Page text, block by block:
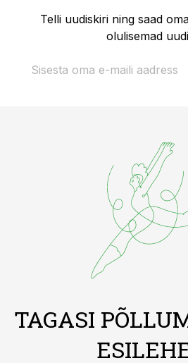
Telli uudiskiri ning saad
olulisemad
TAGASI